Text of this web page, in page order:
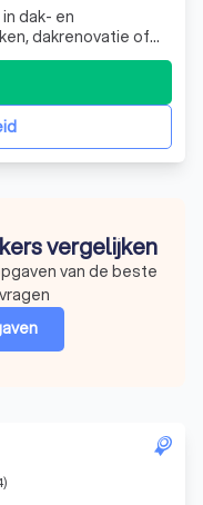
dak- en
dakrenovatie of
plaatsing
e.d. zijn allemaal
vergelijken
van de beste